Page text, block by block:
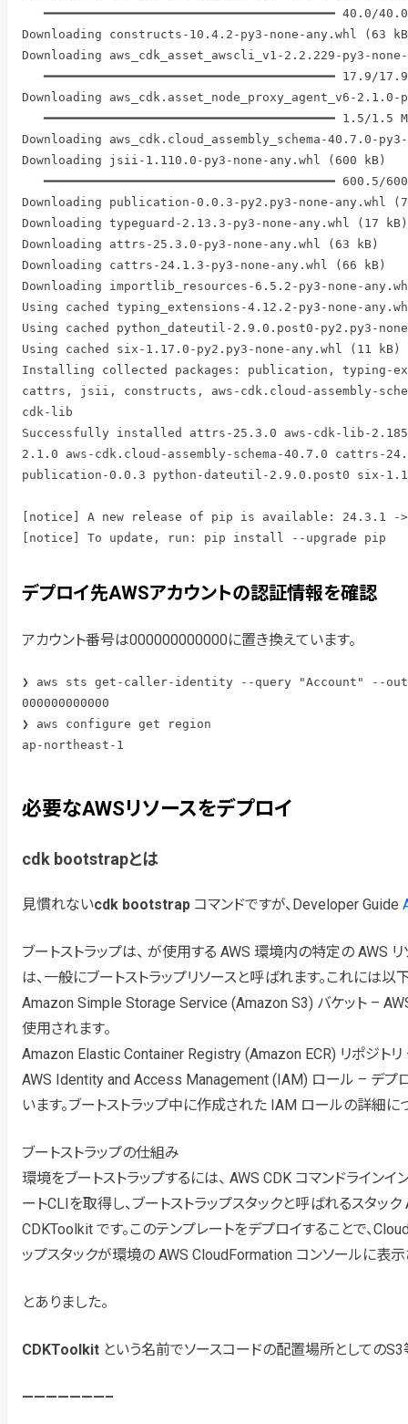
   ━━━━━━━━━━━━━━━━━━━━━━━━━━━━━━━━━━━━━━━━ 40.0/40.0 MB 36.6 MB/s eta 0:00:00
Downloading constructs-10.4.2-py3-none-any.whl (63
Downloading aws_cdk_asset_awscli_v1-2.2.229-py3-
   ━━━━━━━━━━━━━━━━━━━━━━━━━━━━━━━━━━━━━━━━ 17.9/17.9 MB 41.4 MB/s eta 0:00:00
Downloading aws_cdk.asset_node_proxy_agent_v6-
   ━━━━━━━━━━━━━━━━━━━━━━━━━━━━━━━━━━━━━━━━ 1.5/1.5 MB 25.3 MB/s eta 0:00:00
Downloading aws_cdk.cloud_assembly_schema-40.7.0-
Downloading jsii-1.110.0-py3-none-any.whl (600 kB)
   ━━━━━━━━━━━━━━━━━━━━━━━━━━━━━━━━━━━━━━━━ 600.5/600.5 kB 14.2 MB/s eta 0:00:00
Downloading publication-0.0.3-py2.py3-none-any.whl
Downloading typeguard-2.13.3-py3-none-any.whl (17 kB)
Downloading attrs-25.3.0-py3-none-any.whl (63 kB)
Downloading cattrs-24.1.3-py3-none-any.whl (66 kB)
Downloading importlib_resources-6.5.2-py3-none-
Using cached typing_extensions-4.12.2-py3-none-
Using cached python_dateutil-2.9.0.post0-py2.py3-
Using cached six-1.17.0-py2.py3-none-any.whl (11 kB)
Installing collected packages: publication, typing-
cattrs, jsii, constructs, aws-cdk.cloud-assembly-
cdk-lib
Successfully installed attrs-25.3.0 aws-cdk-lib-
2.1.0 aws-cdk.cloud-assembly-schema-40.7.0
publication-0.0.3 python-dateutil-2.9.0.post0 six-
[notice] A new release of pip is available: 24.3.1 -
[notice] To update, run: pip install --upgrade pip
デプロイ先AWSアカウントの認証情報を確認
アカウント番号は000000000000に置き換えています。
❯ aws sts get-caller-identity --query "Account" --
000000000000
❯ aws configure get region
ap-northeast-1
必要なAWSリソースをデプロイ
cdk bootstrapとは
見慣れないcdk bootstrap コマンドですが、Developer Guide
ブートストラップは、 が使用する AWS 環境内の特定の AWS
は、一般にブートストラップリソースと呼ばれます。これには以
Amazon Simple Storage Service (Amazon S3) バケット –
使用されます。
Amazon Elastic Container Registry (Amazon ECR) リポジト
AWS Identity and Access Management (IAM) ロール – デプ
います。ブートストラップ中に作成された IAM ロールの詳細に
ブートストラップの仕組み
環境をブートストラップするには、 AWS CDK コマンドライン
ートCLIを取得し、ブートストラップスタックと呼ばれるスタッ
CDKToolkit です。このテンプレートをデプロイすることで、
ップスタックが環境の AWS CloudFormation コンソールに表示
とありました。
CDKToolkit という名前でソースコードの配置場所としてのS3
———————–